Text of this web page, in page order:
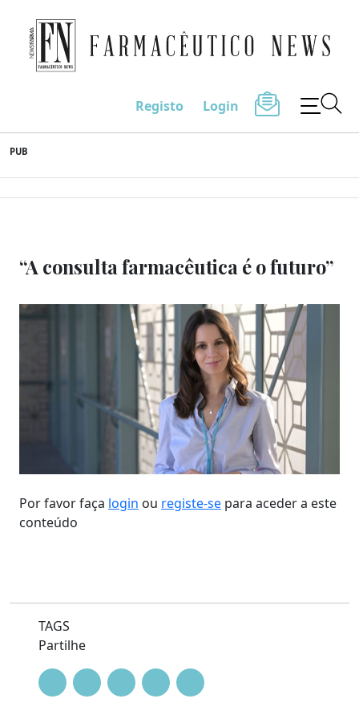
to
content
Farmacêutico News
Registo Login
PUB
“A consulta farmacêutica é o futuro”
Por favor faça login ou registe-se para aceder a este
conteúdo
TAGS
Partilhe